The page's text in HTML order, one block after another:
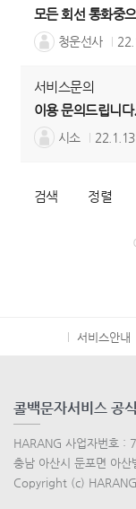
청운선사
서비스문의
이용 문의드립니다.
시소 22.1.13
검색 정렬
서비스안내
콜백문자서비스 공
HARANG 사업자번호
충남 아산시 둔포면 아
Copyright (c)